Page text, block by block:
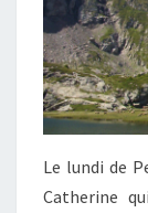
Le lundi de
Catherine